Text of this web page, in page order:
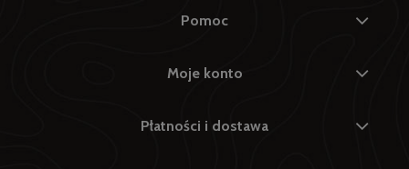
Pomoc
Moje konto
Płatności i dostawa